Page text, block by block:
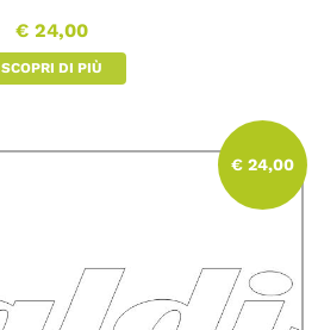
€ 24,00
SCOPRI DI PIÙ
€ 24,00